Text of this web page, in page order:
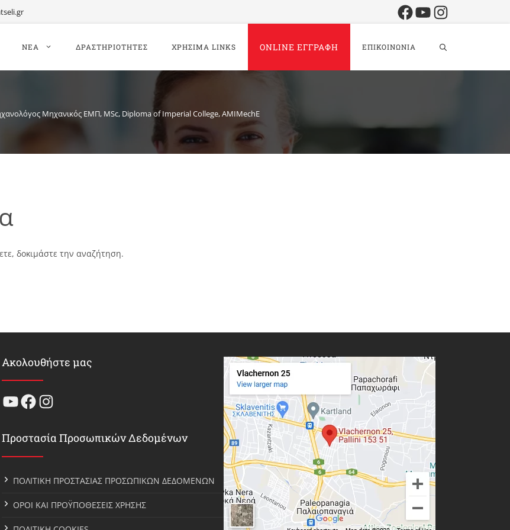
Facebook
YouTube
Instagram
ΝΕΑ ΔΡΑΣΤΗΡΙΟΤΗΤΕΣ ΧΡΗΣΙΜΑ LINKS ONLINE ΕΓΓΡΑΦΗ ΕΠΙΚΟΙΝΩΝΙΑ
Μηχανικός ΕΜΠ, MSc, Diploma of Imperial College, AMIMechE
δοκιμάστε την αναζήτηση.
Ακολουθήστε μας
YouTube
Facebook
Instagram
Προστασία Προσωπικών Δεδομένων
ΠΟΛΙΤΙΚΗ ΠΡΟΣΤΑΣΙΑΣ ΠΡΟΣΩΠΙΚΩΝ ΔΕΔΟΜΕΝΩΝ
ΟΡΟΙ ΚΑΙ ΠΡΟΫΠΟΘΕΣΕΙΣ ΧΡΗΣΗΣ